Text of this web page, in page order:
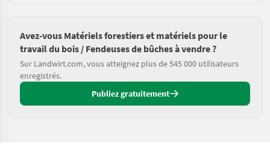
Avez-vous Matériels forestiers et matériels pour le
travail du bois / Fendeuses de bûches à vendre ?
Sur Landwirt.com, vous atteignez plus de 545 000 utilisateurs
enregistrés.
Publiez gratuitement